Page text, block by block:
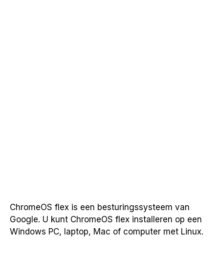
ChromeOS flex is een besturingssysteem van
Google. U kunt ChromeOS flex installeren op een
Windows PC, laptop, Mac of computer met Linux.